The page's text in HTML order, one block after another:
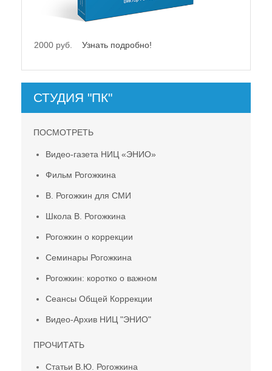
2000 руб.Узнать подробно!
СТУДИЯ "ПК"
ПОСМОТРЕТЬ
Видео-газета НИЦ «ЭНИО»
Фильм Рогожкина
В. Рогожкин для СМИ
Школа В. Рогожкина
Рогожкин о коррекции
Семинары Рогожкина
Рогожкин: коротко о важном
Сеансы Общей Коррекции
Видео-Архив НИЦ "ЭНИО"
ПРОЧИТАТЬ
Статьи В.Ю. Рогожкина